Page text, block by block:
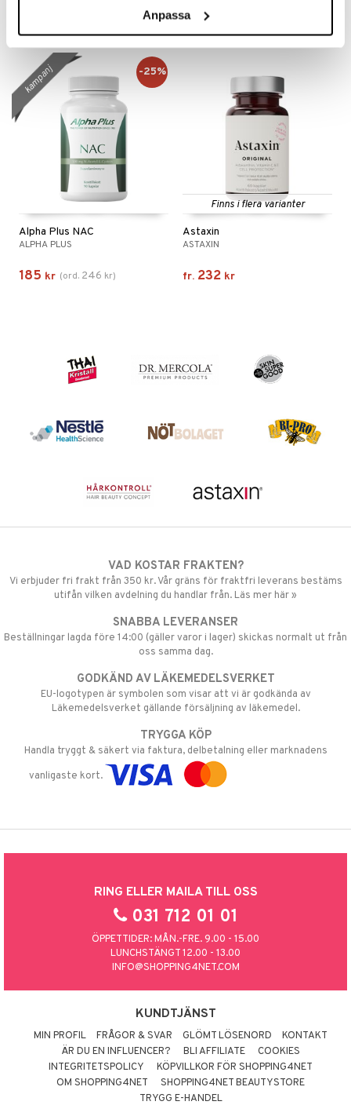
Anpassa157 kr
Alpha Plus NAC
ALPHA PLUS
185 kr (ord. 246 kr)
kampanj -25%
Finns i flera varianter
Astaxin
ASTAXIN
fr. 232 kr
VAD KOSTAR FRAKTEN?
Vi erbjuder fri frakt från 350 kr. Vår gräns för fraktfri leverans bestäms
utifån vilken avdelning du handlar från. Läs mer här »
SNABBA LEVERANSER
Beställningar lagda före 14:00 (gäller varor i lager) skickas normalt ut från
oss samma dag.
GODKÄND AV LÄKEMEDELSVERKET
EU-logotypen är symbolen som visar att vi är godkända av
Läkemedelsverket gällande försäljning av läkemedel.
TRYGGA KÖP
Handla tryggt & säkert via faktura, delbetalning eller marknadens
vanligaste kort.
RING ELLER MAILA TILL OSS
031 712 01 01
ÖPPETTIDER: MÅN.-FRE. 9.00 - 15.00
LUNCHSTÄNGT 12.00 - 13.00
INFO@SHOPPING4NET.COM
KUNDTJÄNST
MIN PROFIL FRÅGOR & SVAR GLÖMT LÖSENORD
KONTAKT
ÄR DU EN INFLUENCER?
BLI AFFILIATE
COOKIES
INTEGRITETSPOLICY
KÖPVILLKOR FÖR SHOPPING4NET
OM SHOPPING4NET
SHOPPING4NET BEAUTYSTORE
TRYGG E-HANDEL